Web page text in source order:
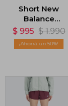
Short New
Balance
Essentials 3in -
Verde
$ 995 $ 1.990
50